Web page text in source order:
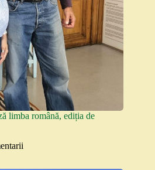
limba română, ediția de